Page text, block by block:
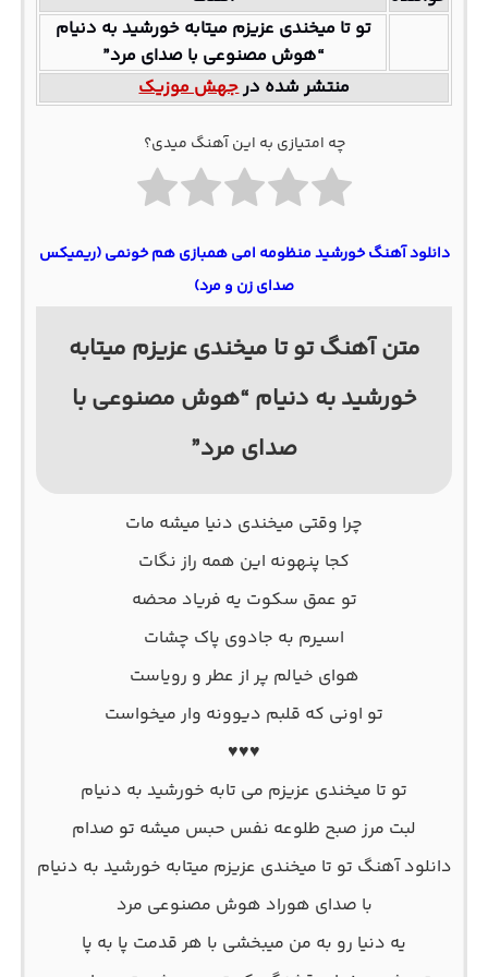
تو تا میخندی عزیزم میتابه خورشید به دنیام
“هوش مصنوعی با صدای مرد”
منتشر شده درجهش موزیک
چه امتیازی به این آهنگ میدی؟
دانلود آهنگ خورشید منظومه امی همبازی هم خونمی (ریمیکس
صدای زن و مرد)
متن آهنگ تو تا میخندی عزیزم میتابه
خورشید به دنیام “هوش مصنوعی با
صدای مرد”
چرا وقتی میخندی دنیا میشه مات
کجا پنهونه این همه راز نگات
تو عمق سکوت یه فریاد محضه
اسیرم به جادوی پاک چشات
هوای خیالم پر از عطر و رویاست
تو اونی که قلبم دیوونه وار میخواست
♥♥♥
تو تا میخندی عزیزم می تابه خورشید به دنیام
لبت مرز صبح طلوعه نفس حبس میشه تو صدام
دانلود آهنگ تو تا میخندی عزیزم میتابه خورشید به دنیام
با صدای هوراد هوش مصنوعی مرد
یه دنیا رو به من میبخشی با هر قدمت پا به پا